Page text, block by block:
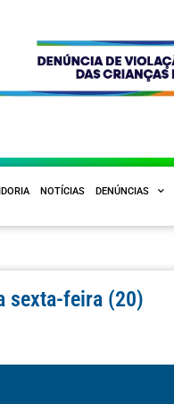
NOTÍCIAS DENÚNCIAS
sexta-feira (20)